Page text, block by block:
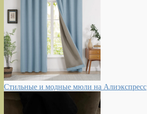
Стильные и модные мюли на Алиэкспресс